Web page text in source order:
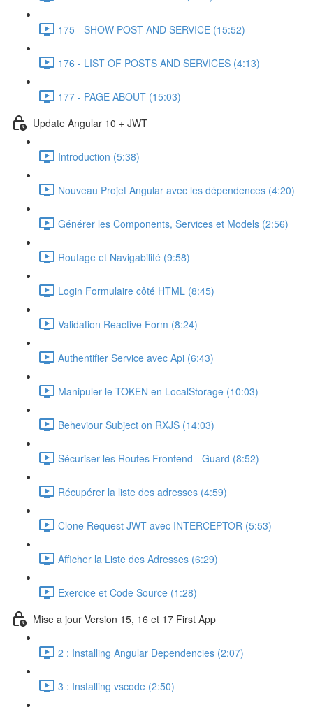
175 - SHOW POST AND SERVICE (15:52)
176 - LIST OF POSTS AND SERVICES (4:13)
177 - PAGE ABOUT (15:03)
Update Angular 10 + JWT
Introduction (5:38)
Nouveau Projet Angular avec les dépendences (4:20)
Générer les Components, Services et Models (2:56)
Routage et Navigabilité (9:58)
Login Formulaire côté HTML (8:45)
Validation Reactive Form (8:24)
Authentifier Service avec Api (6:43)
Manipuler le TOKEN en LocalStorage (10:03)
Beheviour Subject on RXJS (14:03)
Sécuriser les Routes Frontend - Guard (8:52)
Récupérer la liste des adresses (4:59)
Clone Request JWT avec INTERCEPTOR (5:53)
Afficher la Liste des Adresses (6:29)
Exercice et Code Source (1:28)
Mise a jour Version 15, 16 et 17 First App
2 : Installing Angular Dependencies (2:07)
3 : Installing vscode (2:50)